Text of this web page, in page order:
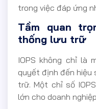
trong việc đáp ứng
Tầm quan
thống lưu trữ
IOPS không chỉ là
quyết định đến
trữ. Một chỉ số
lớn cho doanh